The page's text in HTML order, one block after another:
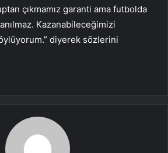
çıkmamız garanti ama futbolda
Kazanabileceğimizi
diyerek sözlerini